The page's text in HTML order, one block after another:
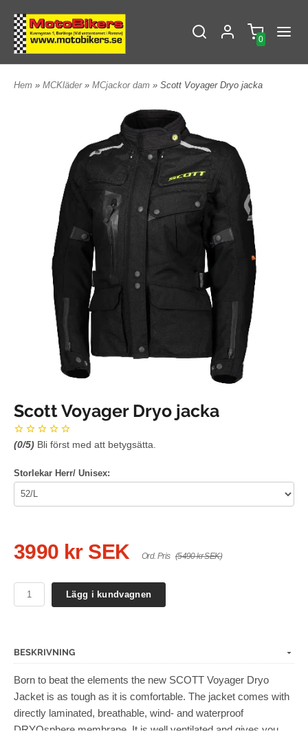
0
Hem » MCKläder » MCjackor dam » Scott Voyager Dryo jacka
Scott Voyager Dryo jacka
(0/5) Bli först med att betygsätta.
Storlekar Herr/ Unisex:
3990 kr SEK Ord. Pris (5490 kr SEK)
Lägg i kundvagnen
BESKRIVNING
Born to beat the elements the new SCOTT Voyager Dryo
Jacket is as tough as it is comfortable. The jacket comes with
directly laminated, breathable, wind- and waterproof
DRYOsphere membrane. It is well ventilated and gives you